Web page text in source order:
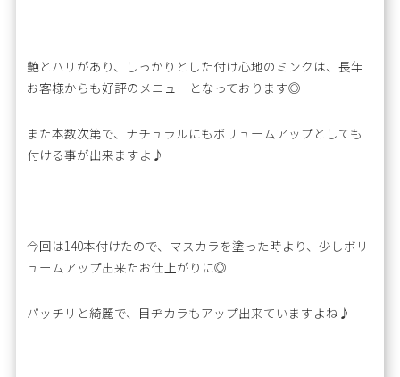
艶とハリがあり、しっかりとした付け心地のミンクは、長年
お客様からも好評のメニューとなっております◎
また本数次第で、ナチュラルにもボリュームアップとしても
付ける事が出来ますよ♪
今回は140本付けたので、マスカラを塗った時より、少しボリ
ュームアップ出来たお仕上がりに◎
パッチリと綺麗で、目ヂカラもアップ出来ていますよね♪